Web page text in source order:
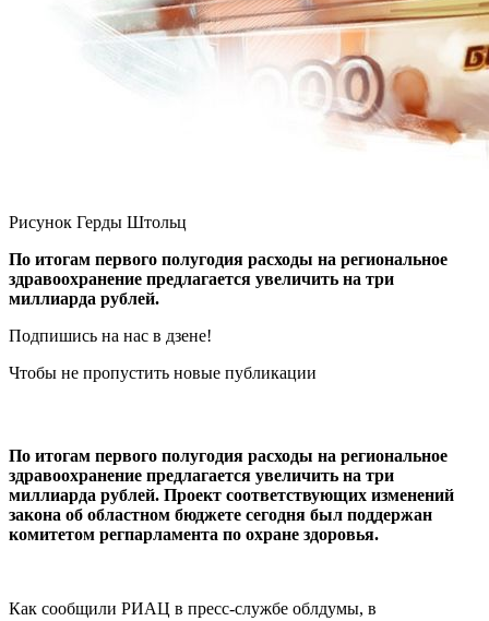
Рисунок Герды Штольц
По итогам первого полугодия расходы на региональное
здравоохранение предлагается увеличить на три
миллиарда рублей.
Подпишись на нас в дзене!
Чтобы не пропустить новые публикации
По итогам первого полугодия расходы на региональное
здравоохранение предлагается увеличить на три
миллиарда рублей. Проект соответствующих изменений
закона об областном бюджете сегодня был поддержан
комитетом регпарламента по охране здоровья.
Как сообщили РИАЦ в пресс-службе облдумы, в